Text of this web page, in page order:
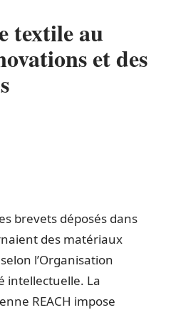
textile au
et des
brevets déposés dans
des matériaux
l’Organisation
intellectuelle. La
REACH impose